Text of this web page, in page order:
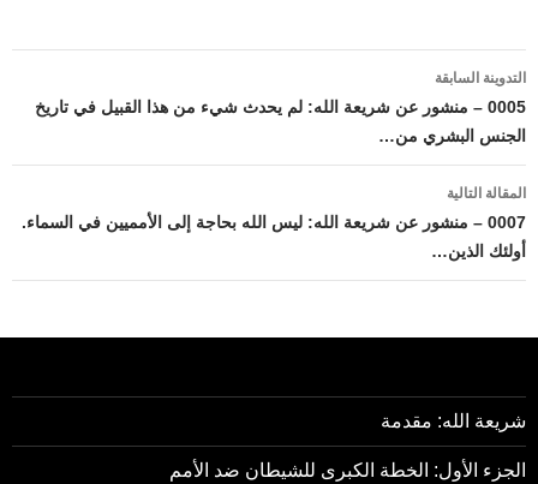
تصفّح
المقالات
التدوينة السابقة
0005 – منشور عن شريعة الله: لم يحدث شيء من هذا القبيل في تاريخ
الجنس البشري من…
المقالة التالية
0007 – منشور عن شريعة الله: ليس الله بحاجة إلى الأمميين في السماء.
أولئك الذين…
شريعة الله: مقدمة
الجزء الأول: الخطة الكبرى للشيطان ضد الأمم